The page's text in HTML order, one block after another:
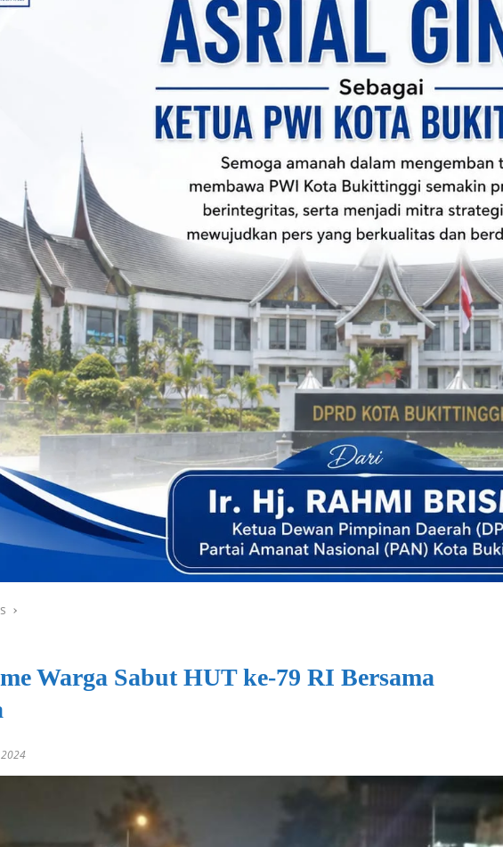
Warga Sabut HUT ke-79 RI Bersama